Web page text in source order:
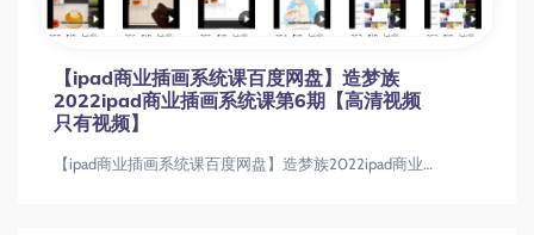
【ipad商业插画系统课百度网盘】造梦族
2022ipad商业插画系统课第6期【高清视频
只有视频】
【ipad商业插画系统课百度网盘】造梦族2022ipad商业插画系统课第6期【高清视频只有视频】【ipad商业插画系统课百度网盘】造